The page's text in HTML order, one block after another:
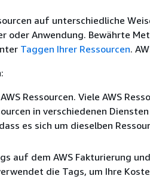
auf unterschiedliche
oder Anwendung. Bewährte
Taggen Ihrer Ressourcen.
Ressourcen. Viele AWS
in verschiedenen
es sich um dieselben
auf dem AWS Fakturierung und
die Tags, um Ihre